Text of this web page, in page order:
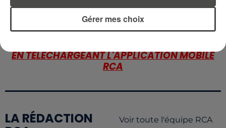
RETROUVEZ TOUTE L'ACTU DE LA RÉGION ET
EN TÉLÉCHARGEANT L'APPLICATION MOBILE
RCA
LA RÉDACTION Voir toute l'équipe RCA
Gérer mes choix